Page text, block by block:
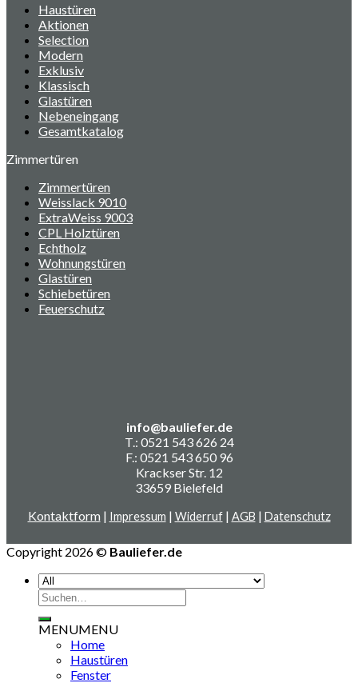
Haustüren
Aktionen
Selection
Modern
Exklusiv
Klassisch
Glastüren
Nebeneingang
Gesamtkatalog
Zimmertüren
Zimmertüren
Weisslack 9010
ExtraWeiss 9003
CPL Holztüren
Echtholz
Wohnungstüren
Glastüren
Schiebetüren
Feuerschutz
info@bauliefer.de
T.: 0521 543 626 24
F.: 0521 543 650 96
Krackser Str. 12
33659 Bielefeld
Kontaktform | Impressum | Widerruf| AGB | Datenschutz
Copyright 2026 © Bauliefer.de
Suchen
nach:
MENUMENU
Home
Haustüren
Fenster